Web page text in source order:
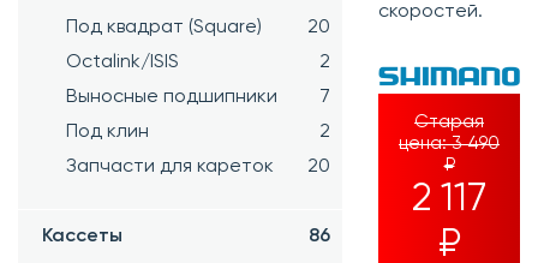
Под квадрат (Square)
20
Octalink/ISIS
2
Выносные подшипники
7
Под клин
2
Запчасти для кареток
20
Кассеты 86
скоростей.
Старая
цена:3 490
₽
2 117
₽